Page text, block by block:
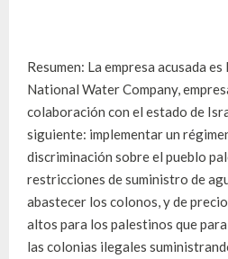
Resumen: La empresa acusada
National Water Company,
colaboración con el estado de
siguiente: implementar un
discriminación sobre el pueblo
restricciones de suministro de
abastecer los colonos, y de
altos para los palestinos que
las colonias ilegales